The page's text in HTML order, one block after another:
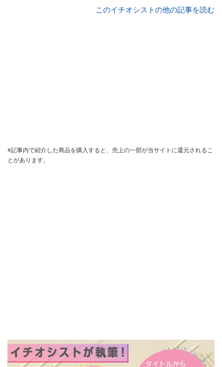
このイチオシストの他の記事を読む
※記事内で紹介した商品を購入すると、売上の一部が当サイトに還元されるこ
とがあります。